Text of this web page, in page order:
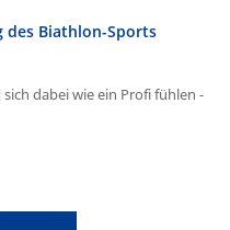
des Biathlon-Sports
dabei wie ein Profi fühlen -